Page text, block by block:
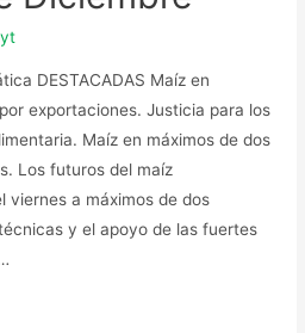
DESTACADAS Maíz en
exportaciones. Justicia para los
Maíz en máximos de dos
Los futuros del maíz
viernes a máximos de dos
y el apoyo de las fuertes